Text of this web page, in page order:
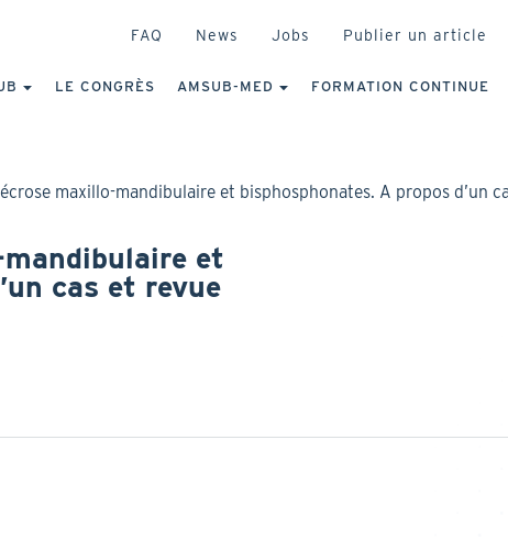
HEADER
FAQ News Jobs Publier un article
LE CONGRÈS AMSUB-MED FORMATION CONTINUE
maxillo-mandibulaire et bisphosphonates. A propos d’un
et
cas et revue